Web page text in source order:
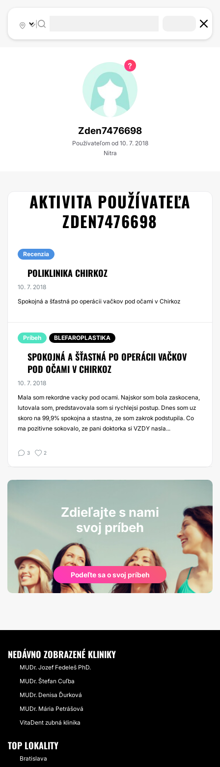
|
Zden7476698
Používateľom od 10. 7. 2018
Nitra
AKTIVITA POUŽÍVATEĽA
ZDEN7476698
Recenzia
POLIKLINIKA CHIRKOZ
10. 7. 2018
Spokojná a šťastná po operácii vačkov pod očami v Chirkoz
Príbeh BLEFAROPLASTIKA
SPOKOJNÁ A ŠŤASTNÁ PO OPERÁCII VAČKOV
POD OČAMI V CHIRKOZ
10. 7. 2018
Mala som rekordne vacky pod ocami. Najskor som bola zaskocena,
lutovala som, predstavovala som si rychlejsi postup. Dnes som uz
skoro na 99,9% spokojna a stastna, ze som zakrok podstupila. Co
ma pozitivne sokovalo, ze pani doktorka si VZDY nasla...
3 2
Zdieľajte s nami
svoj príbeh
Podeľte sa o svoj príbeh
NEDÁVNO ZOBRAZENÉ KLINIKY
MUDr. Jozef Fedeleš PhD.
MUDr. Štefan Cuľba
MUDr. Denisa Ďurková
MUDr. Mária Petrášová
VitaDent zubná klinika
TOP LOKALITY
Bratislava